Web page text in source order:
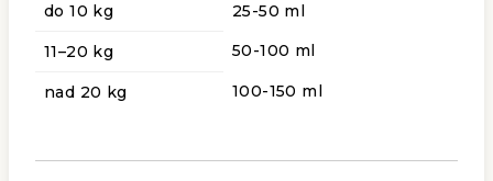
do 10 kg 25-50 ml
11–20 kg 50-100 ml
nad 20 kg 100-150 ml